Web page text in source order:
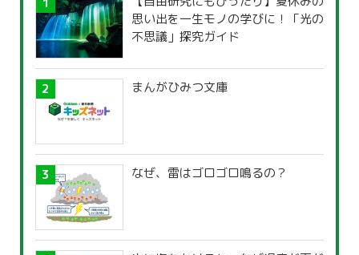
思い出を一生モノの学びに！「光の
不思議」探究ガイド
まんがひみつ文庫
なぜ、雷はゴロゴロ鳴るの？